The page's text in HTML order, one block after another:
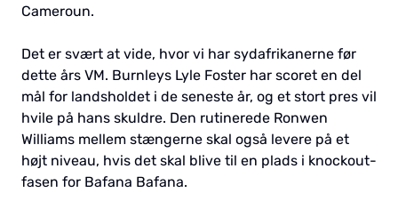
Cameroun.
Det er svært at vide, hvor vi har sydafrikanerne før
dette års VM. Burnleys Lyle Foster har scoret en del
mål for landsholdet i de seneste år, og et stort pres vil
hvile på hans skuldre. Den rutinerede Ronwen
Williams mellem stængerne skal også levere på et
højt niveau, hvis det skal blive til en plads i knockout-
fasen for Bafana Bafana.